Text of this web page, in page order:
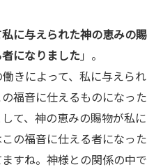
に与えられた神の恵みの賜
になりました 」。
きによって、私に与えられ
福音に仕えるものになった
て、神の恵みの賜物が私に
の福音に仕える者になった
すね。神様との関係の中で